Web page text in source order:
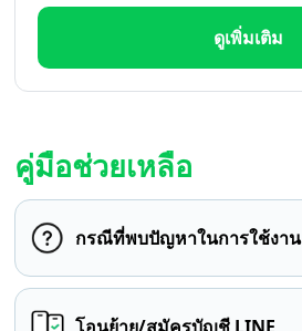
ดูเพิ่มเติม
คู่มือช่วยเหลือ
กรณีที่พบปัญหาในการใช้งาน